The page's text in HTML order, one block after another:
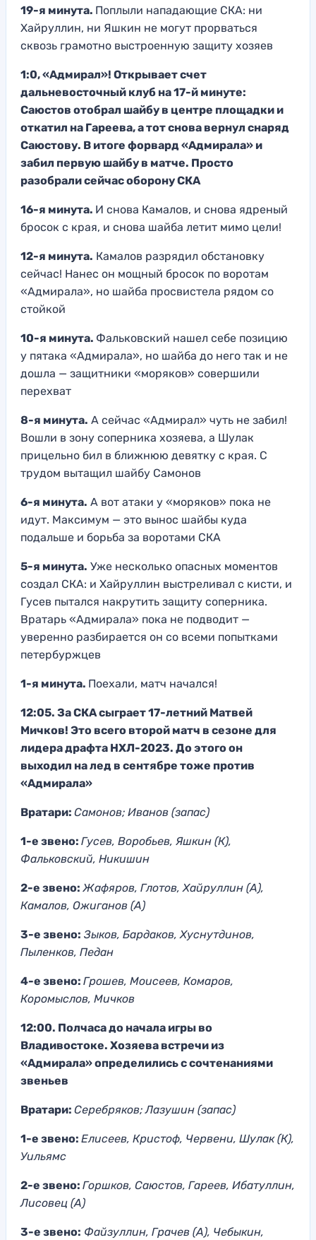
19-я минута. Поплыли нападающие СКА: ни
Хайруллин, ни Яшкин не могут прорваться
сквозь грамотно выстроенную защиту хозяев
1:0, «Адмирал»! Открывает счет
дальневосточный клуб на 17-й минуте:
Саюстов отобрал шайбу в центре площадки и
откатил на Гареева, а тот снова вернул снаряд
Саюстову. В итоге форвард «Адмирала» и
забил первую шайбу в матче. Просто
разобрали сейчас оборону СКА
16-я минута. И снова Камалов, и снова ядреный
бросок с края, и снова шайба летит мимо цели!
12-я минута. Камалов разрядил обстановку
сейчас! Нанес он мощный бросок по воротам
«Адмирала», но шайба просвистела рядом со
стойкой
10-я минута. Фальковский нашел себе позицию
у пятака «Адмирала», но шайба до него так и не
дошла — защитники «моряков» совершили
перехват
8-я минута. А сейчас «Адмирал» чуть не забил!
Вошли в зону соперника хозяева, а Шулак
прицельно бил в ближнюю девятку с края. С
трудом вытащил шайбу Самонов
6-я минута. А вот атаки у «моряков» пока не
идут. Максимум — это вынос шайбы куда
подальше и борьба за воротами СКА
5-я минута. Уже несколько опасных моментов
создал СКА: и Хайруллин выстреливал с кисти, и
Гусев пытался накрутить защиту соперника.
Вратарь «Адмирала» пока не подводит —
уверенно разбирается он со всеми попытками
петербуржцев
1-я минута. Поехали, матч начался!
12:05. За СКА сыграет 17-летний Матвей
Мичков! Это всего второй матч в сезоне для
лидера драфта НХЛ-2023. До этого он
выходил на лед в сентябре тоже против
«Адмирала»
Вратари: Самонов; Иванов (запас)
1-е звено: Гусев, Воробьев, Яшкин (К),
Фальковский, Никишин
2-е звено: Жафяров, Глотов, Хайруллин (А),
Камалов, Ожиганов (А)
3-е звено: Зыков, Бардаков, Хуснутдинов,
Пыленков, Педан
4-е звено: Грошев, Моисеев, Комаров,
Коромыслов, Мичков
12:00. Полчаса до начала игры во
Владивостоке. Хозяева встречи из
«Адмирала» определились с сочтенаниями
звеньев
Вратари: Серебряков; Лазушин (запас)
1-е звено: Елисеев, Кристоф, Червени, Шулак (К),
Уильямс
2-е звено: Горшков, Саюстов, Гареев, Ибатуллин,
Лисовец (А)
3-е звено: Файзуллин, Грачев (А), Чебыкин,